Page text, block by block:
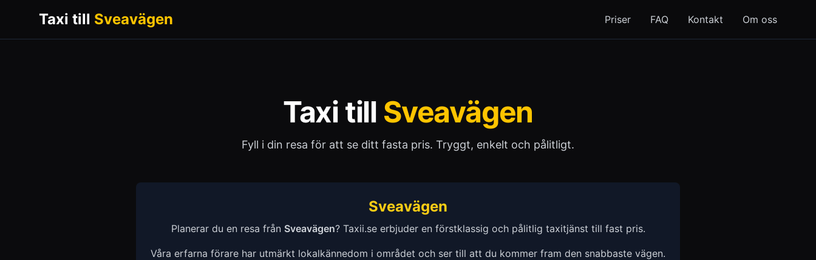
Taxi till Sveavägen Priser FAQ Kontakt Om oss
Taxi till Sveavägen
Fyll i din resa för att se ditt fasta pris. Tryggt, enkelt och pålitligt.
Sveavägen
Planerar du en resa från Sveavägen? Taxii.se erbjuder en förstklassig och pålitlig taxitjänst till fast pris.
Våra erfarna förare har utmärkt lokalkännedom i området och ser till att du kommer fram den snabbaste vägen.